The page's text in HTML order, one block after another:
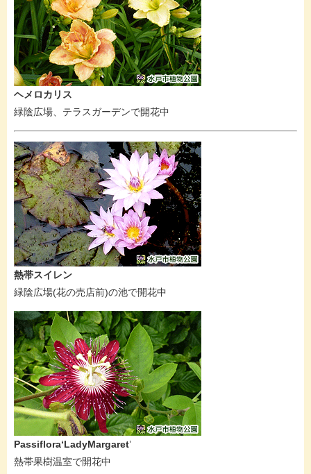
ヘメロカリス
緑陰広場、テラスガーデンで開花中
熱帯スイレン
緑陰広場(花の売店前)の池で開花中
Passiflora‘LadyMargaret’
熱帯果樹温室で開花中